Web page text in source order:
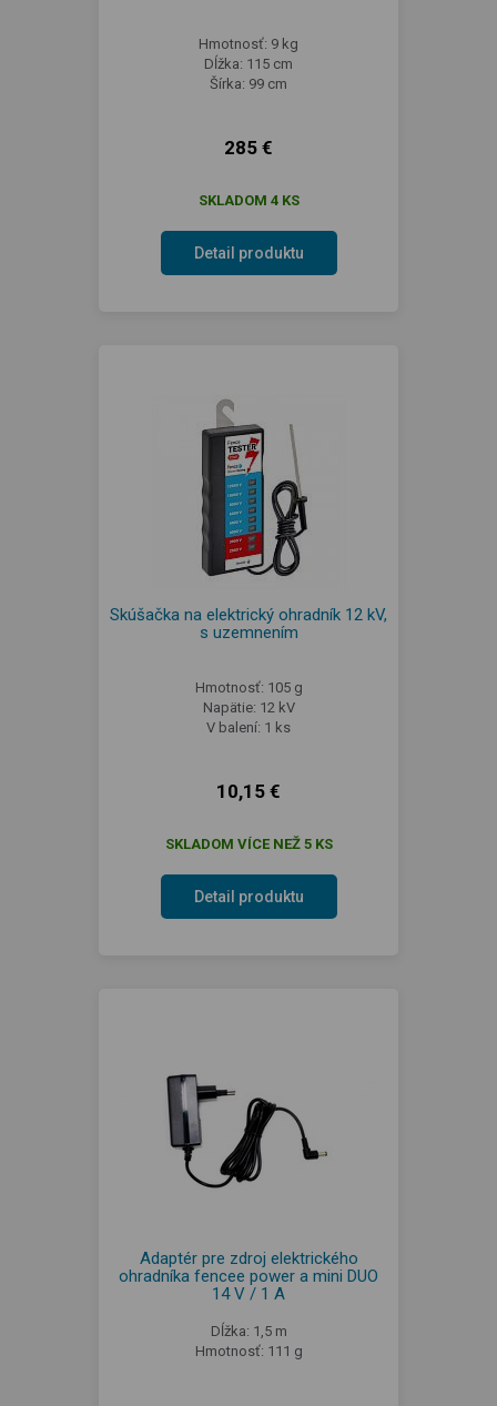
Hmotnosť: 9 kg
Dĺžka: 115 cm
Šírka: 99 cm
285 €
SKLADOM 4 KS
Detail produktu
Skúšačka na elektrický ohradník 12 kV,
s uzemnením
Hmotnosť: 105 g
Napätie: 12 kV
V balení: 1 ks
10,15 €
SKLADOM VÍCE NEŽ 5 KS
Detail produktu
Adaptér pre zdroj elektrického
ohradníka fencee power a mini DUO
14 V / 1 A
Dĺžka: 1,5 m
Hmotnosť: 111 g